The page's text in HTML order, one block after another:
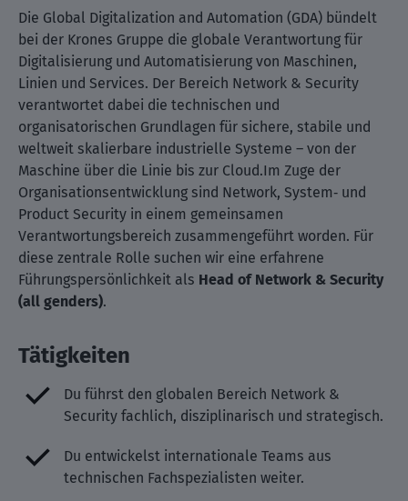
Die Global Digitalization and Automation (GDA) bündelt
bei der Krones Gruppe die globale Verantwortung für
Digitalisierung und Automatisierung von Maschinen,
Linien und Services. Der Bereich Network & Security
verantwortet dabei die technischen und
organisatorischen Grundlagen für sichere, stabile und
weltweit skalierbare industrielle Systeme – von der
Maschine über die Linie bis zur Cloud.Im Zuge der
Organisationsentwicklung sind Network, System‑ und
Product Security in einem gemeinsamen
Verantwortungsbereich zusammengeführt worden. Für
diese zentrale Rolle suchen wir eine erfahrene
Führungspersönlichkeit als Head of Network & Security
(all genders).
Tätigkeiten
Du führst den globalen Bereich Network &
Security fachlich, disziplinarisch und strategisch.
Du entwickelst internationale Teams aus
technischen Fachspezialisten weiter.